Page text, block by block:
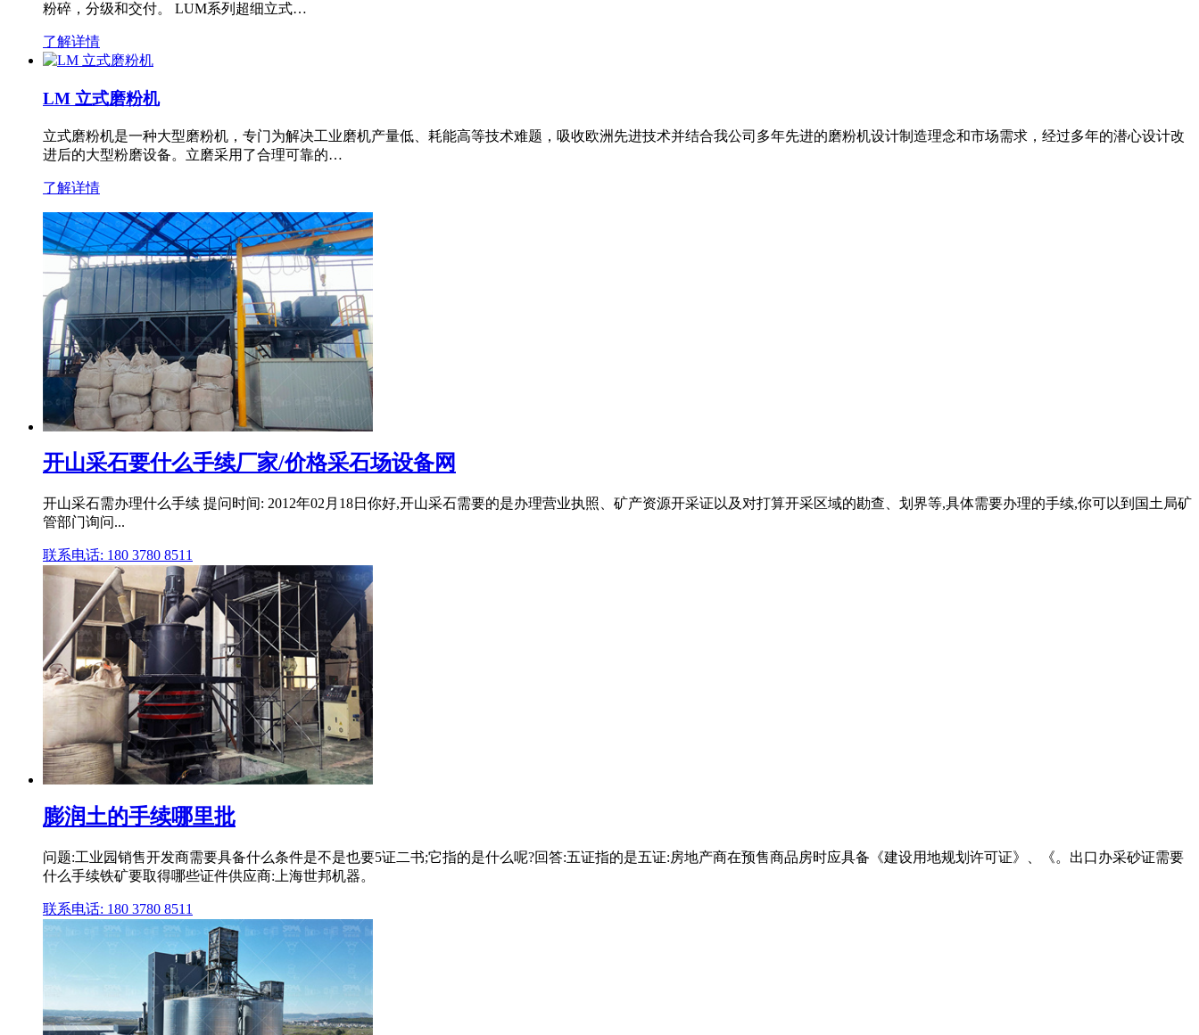
粉碎，分级和交付。 LUM系列超细立式…
了解详情
LM 立式磨粉机
立式磨粉机是一种大型磨粉机，专门为解决工业磨机产量低、耗能高等技术难题，吸收欧洲先进技术并结合我公司多年先进的磨粉机设计制造理念和市场需求，经过多年的潜心设计改
进后的大型粉磨设备。立磨采用了合理可靠的…
了解详情
开山采石要什么手续厂家/价格采石场设备网
开山采石需办理什么手续 提问时间: 2012年02月18日你好,开山采石需要的是办理营业执照、矿产资源开采证以及对打算开采区域的勘查、划界等,具体需要办理的手续,你可以到国土局矿
管部门询问...
联系电话: 180 3780 8511
膨润土的手续哪里批
问题:工业园销售开发商需要具备什么条件是不是也要5证二书;它指的是什么呢?回答:五证指的是五证:房地产商在预售商品房时应具备《建设用地规划许可证》、《。出口办采砂证需要
什么手续铁矿要取得哪些证件供应商:上海世邦机器。
联系电话: 180 3780 8511